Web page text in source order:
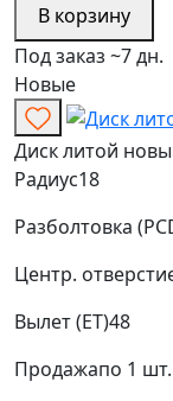
В корзину
Под заказ ~7 дн.
Новые
Диск литой
Радиус18
Разболтовка
Центр.
Вылет (ET)48
Продажапо 1 шт.